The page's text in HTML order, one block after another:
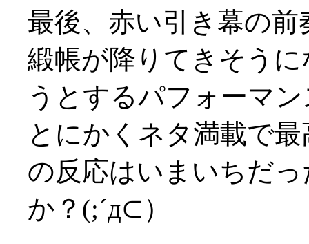
最後、赤い引き幕の
緞帳が降りてきそう
うとするパフォーマ
とにかくネタ満載で
の反応はいまいちだ
か？(;´д⊂）